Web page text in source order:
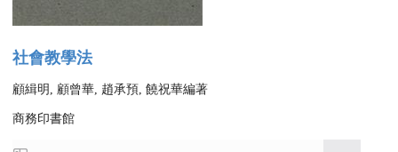
社會教學法
顧緝明, 顧曾華, 趙承預, 饒祝華編著
商務印書館